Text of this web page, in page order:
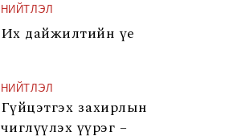
НИЙТЛЭЛ
Их дайжилтийн үе
НИЙТЛЭЛ
Гүйцэтгэх захирлын
чиглүүлэх үүрэг –